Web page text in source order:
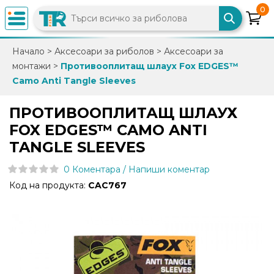
×
0882
892
info@trfish.com
Вход
Промоции
0
Начало > Аксесоари за риболов > Аксесоари за
монтажи > Противооплитащ шлаух Fox EDGES™
Camo Anti Tangle Sleeves
ПРОТИВООПЛИТАЩ ШЛАУХ
FOX EDGES™ CAMO ANTI
TANGLE SLEEVES
0 Коментара / Напиши коментар
Код на продукта: CAC767